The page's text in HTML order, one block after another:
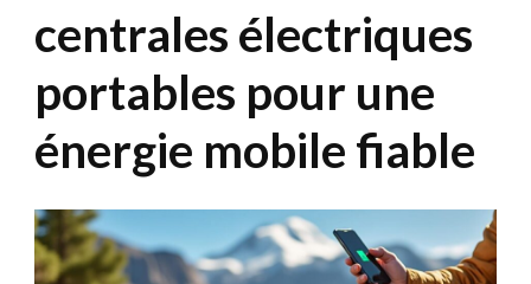
centrales électriques
portables pour une
énergie mobile fiable